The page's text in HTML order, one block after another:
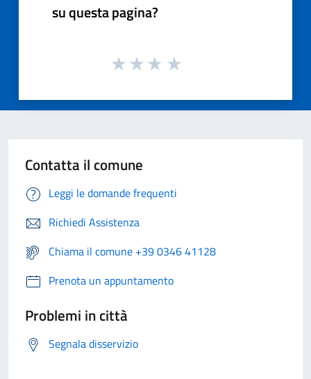
su questa pagina?
Contatta il comune
Leggi le domande frequenti
Richiedi Assistenza
Chiama il comune +39 0346 41128
Prenota un appuntamento
Problemi in città
Segnala disservizio